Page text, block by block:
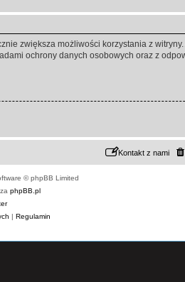
zwiększa możliwości korzystania z
ochrony danych osobowych oraz z
Kontakt z nami
© phpBB Limited
phpBB.pl
| Regulamin